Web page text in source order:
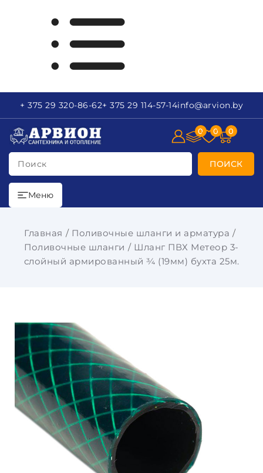
+ 375 29 320-86-62+ 375 29 114-57-14info@arvion.by
Поиск ПОИСК
0 0 0
Меню
Главная
Поливочные шланги и арматура
Поливочные шланги
Шланг ПВХ Метеор 3-
слойный армированный ¾ (19мм) бухта 25м.